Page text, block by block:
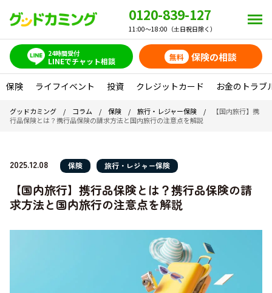
0120-839-127
11:00～18:00（土日祝日除く）
24時間受付
LINEでチャット相談 無料 保険の相談
保険 ライフイベント 投資 クレジットカード お金のトラブ
グッドカミング / コラム / 保険 / 旅行・レジャー保険 /
【国内旅行】携
行品保険とは？携行品保険の請求方法と国内旅行の注意点を解説
2025.12.08 保険 旅行・レジャー保険
【国内旅行】携行品保険とは？携行品保険の請
求方法と国内旅行の注意点を解説